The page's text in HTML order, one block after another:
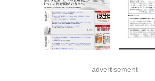
advertisement